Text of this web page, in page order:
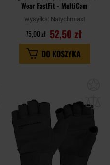
Wear FastFit - MultiCam
Wysyłka: Natychmiast
52,50 zł
75,00 zł
DO KOSZYKA
schowka